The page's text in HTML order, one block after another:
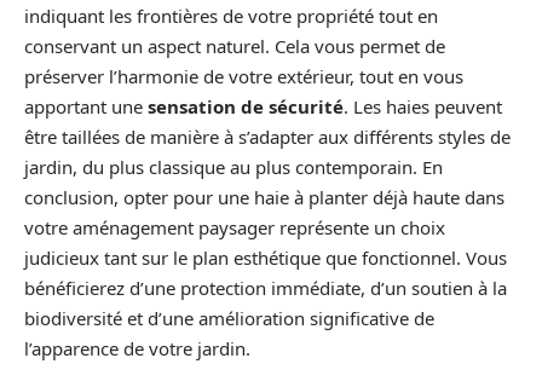
indiquant les frontières de votre propriété tout en
conservant un aspect naturel. Cela vous permet de
préserver l’harmonie de votre extérieur, tout en vous
apportant une sensation de sécurité. Les haies peuvent
être taillées de manière à s’adapter aux différents styles de
jardin, du plus classique au plus contemporain. En
conclusion, opter pour une haie à planter déjà haute dans
votre aménagement paysager représente un choix
judicieux tant sur le plan esthétique que fonctionnel. Vous
bénéficierez d’une protection immédiate, d’un soutien à la
biodiversité et d’une amélioration significative de
l’apparence de votre jardin.